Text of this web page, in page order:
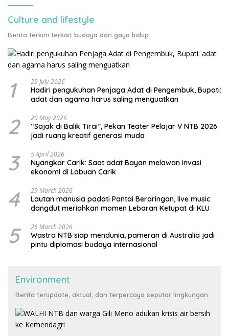
Culture and lifestyle
Berita terkini terkait budaya dan gaya hidup
1 29 July 2026
Hadiri pengukuhan Penjaga Adat di Pengembuk, Bupati:
adat dan agama harus saling menguatkan
2 20 May 2026
“Sajak di Balik Tirai”, Pekan Teater Pelajar V NTB 2026
jadi ruang kreatif generasi muda
3 5 April 2026
Nyangkar Carik: Saat adat Bayan melawan invasi
ekonomi di Labuan Carik
4 29 March 2026
Lautan manusia padati Pantai Beraringan, live music
dangdut meriahkan momen Lebaran Ketupat di KLU
5 26 March 2026
Wastra NTB siap mendunia, pameran di Australia jadi
pintu diplomasi budaya internasional
Environment
Berita terupdate, aktual, dan terpercaya seputar lingkungan